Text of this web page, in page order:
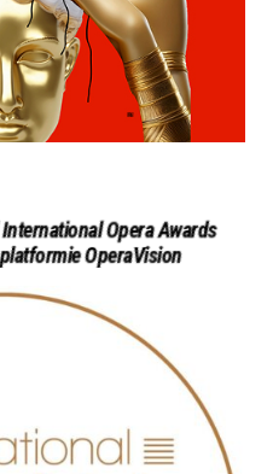
Opera Awards
OperaVision